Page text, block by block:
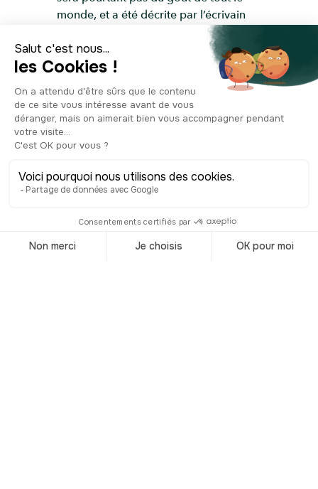
monde, et a été décrite par l’écrivain
belge Camille Lemonnier: comme étant
une “affreuse église sous une cloche à
fromage". En 1931, l’évêque de Berlin
intégrant dans ses offices des prières
pour la population juive, suite à la nuit
de Cristal. Lors de cet événement ,
considéré comme l’une des prémices
de la Shoah, 267 synagogues et autres
lieux de cultes furent détruits et 7500
l’ensemble du territoire du IIIe Reich.
considérables : on dénombra une